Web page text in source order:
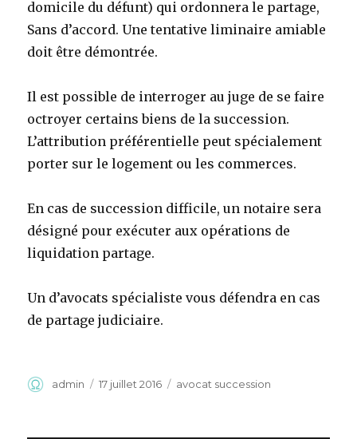
domicile du défunt) qui ordonnera le partage,
Sans d’accord. Une tentative liminaire amiable
doit être démontrée.
Il est possible de interroger au juge de se faire
octroyer certains biens de la succession.
L’attribution préférentielle peut spécialement
porter sur le logement ou les commerces.
En cas de succession difficile, un notaire sera
désigné pour exécuter aux opérations de
liquidation partage.
Un d’avocats spécialiste vous défendra en cas
de partage judiciaire.
Auteur
admin
Publié
17 juillet 2016 Catégories
avocat succession